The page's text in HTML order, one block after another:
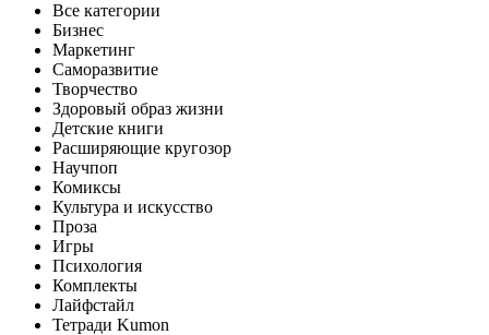
Все категории
Бизнес
Маркетинг
Саморазвитие
Творчество
Здоровый образ жизни
Детские книги
Расширяющие кругозор
Научпоп
Комиксы
Культура и искусство
Проза
Игры
Психология
Комплекты
Лайфстайл
Тетради Kumon